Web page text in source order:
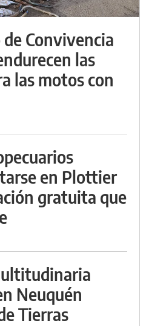
Convivencia
las
las motos con
en Plottier
gratuita que
Neuquén
Tierras